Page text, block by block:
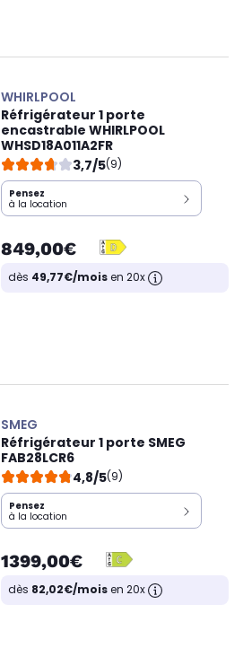
WHIRLPOOL
Réfrigérateur 1 porte
encastrable WHIRLPOOL
WHSD18A011A2FR
3,7/5(9)
Pensez
à la location
849,00€
dès 49,77€/moisen 20x
SMEG
Réfrigérateur 1 porte SMEG
FAB28LCR6
4,8/5(9)
Pensez
à la location
1399,00€
dès 82,02€/moisen 20x